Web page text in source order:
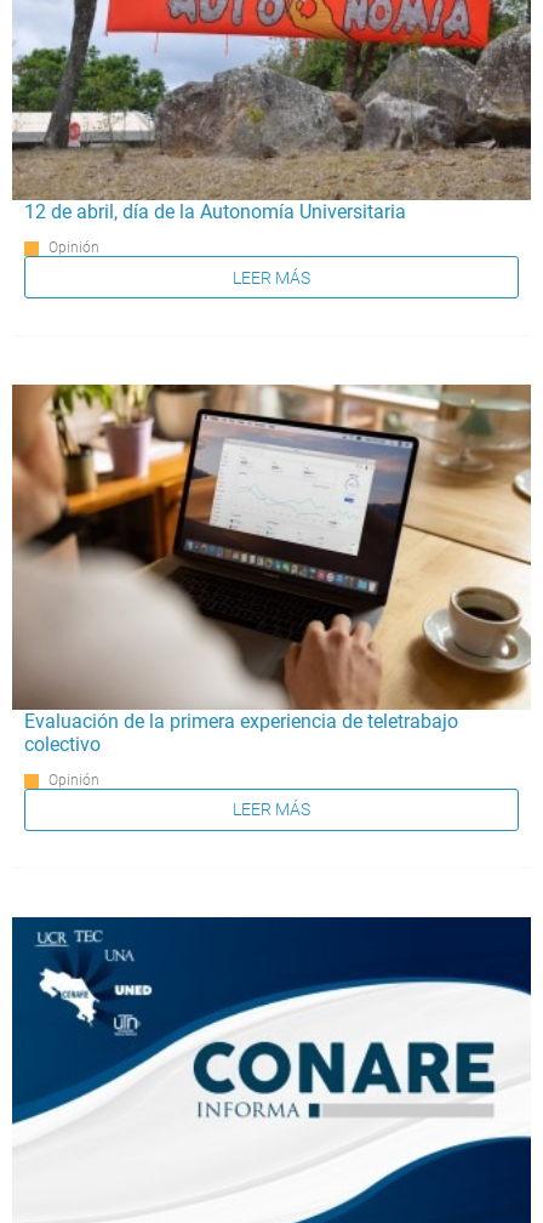
12 de abril, día de la Autonomía Universitaria
Opinión
LEER MÁS
Evaluación de la primera experiencia de teletrabajo
colectivo
Opinión
LEER MÁS